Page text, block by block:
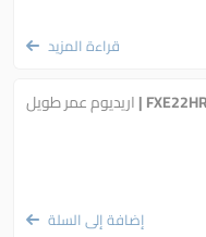
قراءة المزيد
إضافة إلى السلة